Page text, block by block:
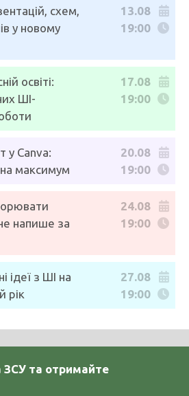
схем,
у новому
13.08
19:00
освіті:
ШІ-
17.08
19:00
у Canva:
максимум
20.08
19:00
напише за
24.08
19:00
ідеї з ШІ на
рік
27.08
19:00
ЗСУ та отримайте